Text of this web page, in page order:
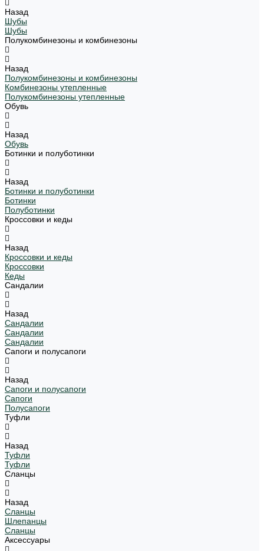
Назад
Шубы
Шубы
Полукомбинезоны и комбинезоны
Назад
Полукомбинезоны и комбинезоны
Комбинезоны утепленные
Полукомбинезоны утепленные
Обувь
Назад
Обувь
Ботинки и полуботинки
Назад
Ботинки и полуботинки
Ботинки
Полуботинки
Кроссовки и кеды
Назад
Кроссовки и кеды
Кроссовки
Кеды
Сандалии
Назад
Сандалии
Сандалии
Сандалии
Сапоги и полусапоги
Назад
Сапоги и полусапоги
Сапоги
Полусапоги
Туфли
Назад
Туфли
Туфли
Сланцы
Назад
Сланцы
Шлепанцы
Сланцы
Аксессуары